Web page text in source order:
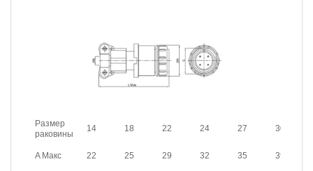
Размер
раковины
14 18 22 24 27 30
A Макс 22 25 29 32 35 39